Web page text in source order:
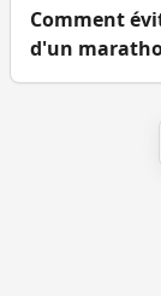
Comment
d'un